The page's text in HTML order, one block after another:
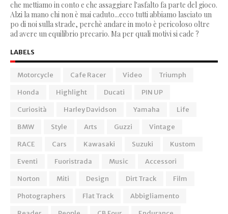
che mettiamo in conto e che assaggiare l'asfalto fa parte del gioco.
Alzi la mano chi non è mai caduto...ecco tutti abbiamo lasciato un
po di noi sulla strade, perchè andare in moto è pericoloso oltre
ad avere un equilibrio precario. Ma per quali motivi si cade ?
LABELS
Motorcycle Cafe Racer Video
Triumph
Honda
Highlight Ducati
PIN UP
Curiosità
Harley Davidson Yamaha
Life
BMW
Style Arts Guzzi
Vintage
RACE
Cars Kawasaki Suzuki
Kustom
Eventi
Fuoristrada Music
Accessori
Norton
Miti Design Dirt Track
Film
Photographers
Flat Track
Abbigliamento